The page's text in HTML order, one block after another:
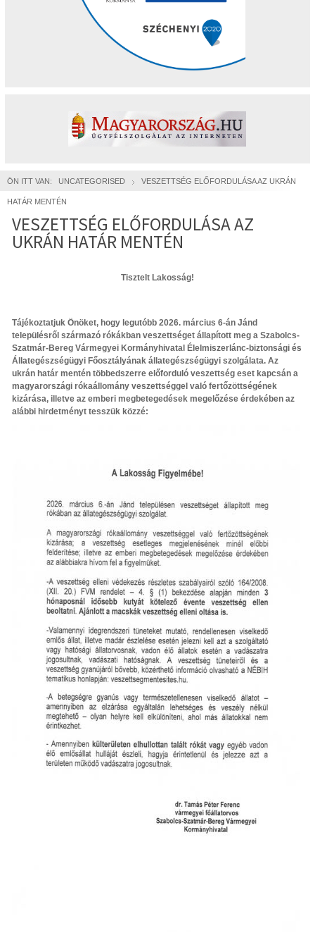
ÖN ITT VAN: UNCATEGORISED VESZETTSÉG ELŐFORDULÁSA AZ UKRÁN
HATÁR MENTÉN
VESZETTSÉG ELŐFORDULÁSA AZ
UKRÁN HATÁR MENTÉN
Tisztelt Lakosság!
Tájékoztatjuk Önöket, hogy legutóbb 2026. március 6-án Jánd
településről származó rókákban veszettséget állapított meg a Szabolcs-
Szatmár-Bereg Vármegyei Kormányhivatal Élelmiszerlánc-biztonsági és
Állategészségügyi Főosztályának állategészségügyi szolgálata. Az
ukrán határ mentén többedszerre előforduló veszettség eset kapcsán a
magyarországi rókaállomány veszettséggel való fertőzöttségének
kizárása, illetve az emberi megbetegedések megelőzése érdekében az
alábbi hirdetményt tesszük közzé: